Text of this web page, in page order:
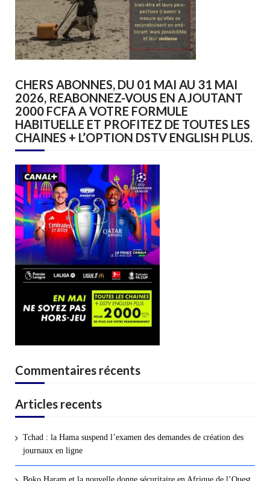
CHERS ABONNES, DU 01 MAI AU 31 MAI
2026, REABONNEZ-VOUS EN AJOUTANT
2000 FCFA A VOTRE FORMULE
HABITUELLE ET PROFITEZ DE TOUTES LES
CHAINES + L’OPTION DSTV ENGLISH PLUS.
Commentaires récents
Articles recents
Tchad : la Hama suspend l’examen des demandes de création des
journaux en ligne